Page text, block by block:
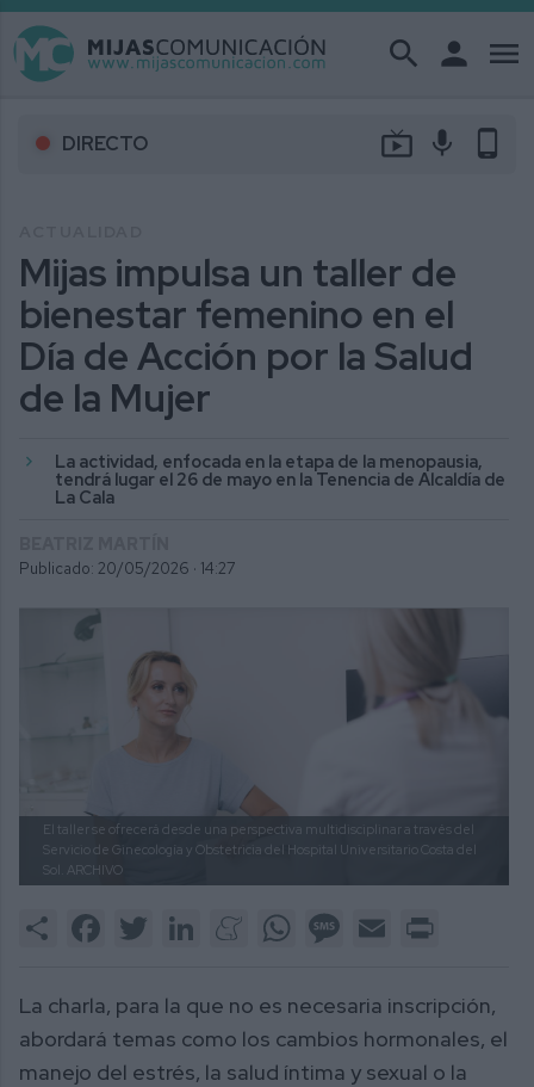
search person menu
DIRECTO live_tv mic phone_android
Mijas impulsa un taller de
bienestar femenino en el
Día de Acción por la Salud
de la Mujer
La actividad, enfocada en la etapa de la menopausia,
tendrá lugar el 26 de mayo en la Tenencia de Alcaldía de
La Cala
Publicado: 20/05/2026 · 14:27
El taller se ofrecerá desde una perspectiva multidisciplinar a través del
Servicio de Ginecología y Obstetricia del Hospital Universitario Costa del
Sol. ARCHIVO
Share FacebookTwitter LinkedInMeneameWhatsAppMessage
Email
La charla, para la que no es necesaria inscripción,
abordará temas como los cambios hormonales, el
manejo del estrés, la salud íntima y sexual o la